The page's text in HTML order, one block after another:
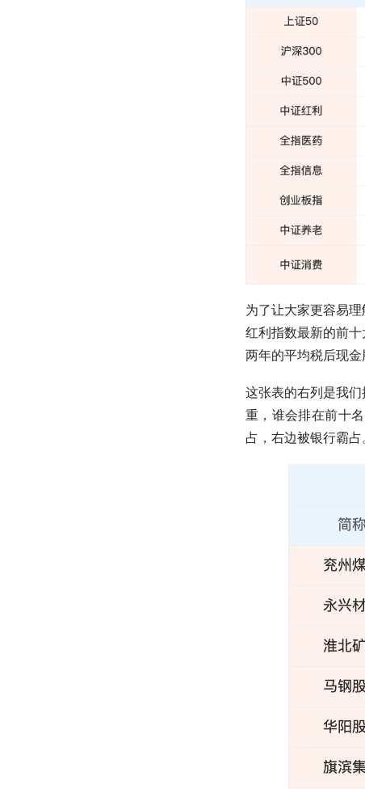
为了让大家更容易
红利 指数最新的前
两年的平均税后现金
这张表的右列是我
重，谁会排在前十
占，右边被银行霸